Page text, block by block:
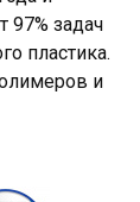
97% задач
пластика.
и